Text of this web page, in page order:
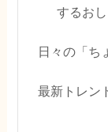
するお
日々の「ち
最新トレン